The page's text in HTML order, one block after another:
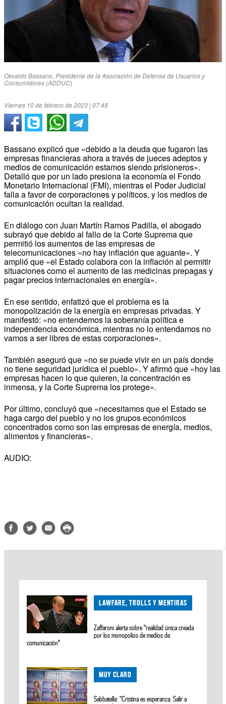
Osvaldo Bassano, Presidente de la Asociación de Defensa de Usuarios y
Consumidores (ADDUC)
Viernes 10 de febrero de 2023 | 07:48
Bassano explicó que «debido a la deuda que fugaron las
empresas financieras ahora a través de jueces adeptos y
medios de comunicación estamos siendo prisioneros».
Detalló que por un lado presiona la economía el Fondo
Monetario Internacional (FMI), mientras el Poder Judicial
falla a favor de corporaciones y políticos, y los medios de
comunicación ocultan la realidad.
En diálogo con Juan Martín Ramos Padilla, el abogado
subrayó que debido al fallo de la Corte Suprema que
permitió los aumentos de las empresas de
telecomunicaciones «no hay inflación que aguante». Y
amplió que «el Estado colabora con la inflación al permitir
situaciones como el aumento de las medicinas prepagas y
pagar precios internacionales en energía».
En ese sentido, enfatizó que el problema es la
monopolización de la energía en empresas privadas. Y
manifestó: «no entendemos la soberanía política e
independencia económica, mientras no lo entendamos no
vamos a ser libres de estas corporaciones».
También aseguró que «no se puede vivir en un país donde
no tiene seguridad jurídica el pueblo». Y afirmó que «hoy las
empresas hacen lo que quieren, la concentración es
inmensa, y la Corte Suprema los protege».
Por último, concluyó que «necesitamos que el Estado se
haga cargo del pueblo y no los grupos económicos
concentrados como son las empresas de energía, medios,
alimentos y financieras».
AUDIO:
LAWFARE, TROLLS Y MENTIRAS
Zaffaroni alerta sobre "realidad única creada
por los monopolios de medios de
comunicación"
MUY CLARO
Sabbatella: “Cristina es esperanza. Salir a